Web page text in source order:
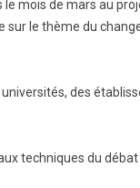
mois de mars au
sur le thème du
des
techniques du